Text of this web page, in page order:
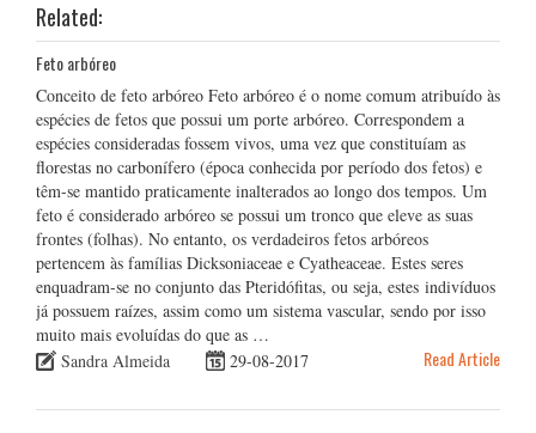
Related:
Feto arbóreo
Conceito de feto arbóreo Feto arbóreo é o nome comum atribuído às
espécies de fetos que possui um porte arbóreo. Correspondem a
espécies consideradas fossem vivos, uma vez que constituíam as
florestas no carbonífero (época conhecida por período dos fetos) e
têm-se mantido praticamente inalterados ao longo dos tempos. Um
feto é considerado arbóreo se possui um tronco que eleve as suas
frontes (folhas). No entanto, os verdadeiros fetos arbóreos
pertencem às famílias Dicksoniaceae e Cyatheaceae. Estes seres
enquadram-se no conjunto das Pteridófitas, ou seja, estes indivíduos
já possuem raízes, assim como um sistema vascular, sendo por isso
muito mais evoluídas do que as …
Sandra Almeida
29-08-2017 Read Article